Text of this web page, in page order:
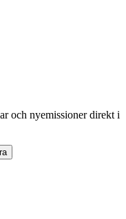
och nyemissioner direkt i